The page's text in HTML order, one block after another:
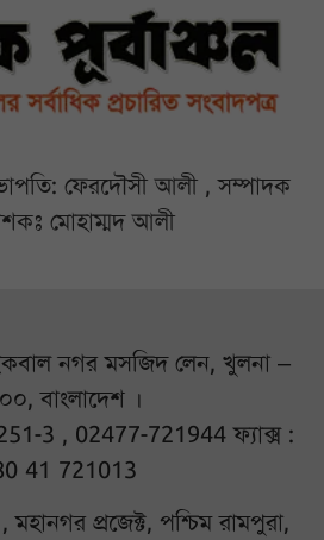
ফেরদৌসী আলী , সম্পাদক
মোহাম্মদ আলী
নগর মসজিদ লেন, খুলনা –
বাংলাদেশ ।
3 , 02477-721944 ফ্যাক্স :
41 721013
প্রজেক্ট, পশ্চিম রামপুরা,